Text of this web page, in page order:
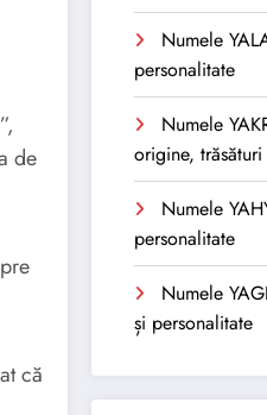
de
că
Numele
personalitate
Numele
origine,
Numele
personalitate
Numele
și personalitate